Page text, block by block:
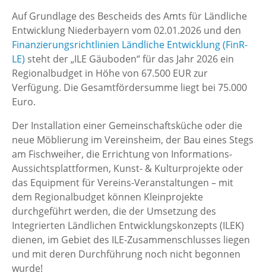
Auf Grundlage des Bescheids des Amts für Ländliche
Entwicklung Niederbayern vom 02.01.2026 und den
Finanzierungsrichtlinien Ländliche Entwicklung (FinR-
LE) steht der „ILE Gäuboden“ für das Jahr 2026 ein
Regionalbudget in Höhe von 67.500 EUR zur
Verfügung. Die Gesamtfördersumme liegt bei 75.000
Euro.
Der Installation einer Gemeinschaftsküche oder die
neue Möblierung im Vereinsheim, der Bau eines Stegs
am Fischweiher, die Errichtung von Informations-
Aussichtsplattformen, Kunst- & Kulturprojekte oder
das Equipment für Vereins-Veranstaltungen – mit
dem Regionalbudget können Kleinprojekte
durchgeführt werden, die der Umsetzung des
Integrierten Ländlichen Entwicklungskonzepts (ILEK)
dienen, im Gebiet des ILE-Zusammenschlusses liegen
und mit deren Durchführung noch nicht begonnen
wurde!